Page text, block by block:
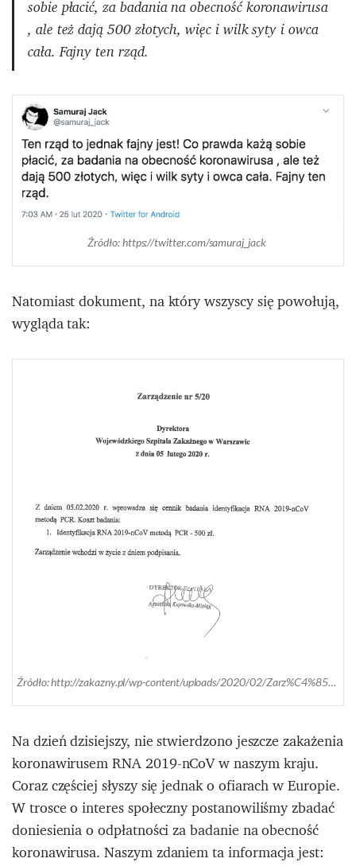
sobie płacić, za badania na obecność koronawirusa
, ale też dają500złotych, więc i wilk syty i owca
cała. Fajny ten rząd.
Źródło: https://twitter.com/samuraj_jack
Natomiast dokument, na który wszyscy się powołują,
wygląda tak:
Źródło: http://zakazny.pl/wp-content/uploads/2020/02/Zarz%C4%85dzenie_5_20.pdf
Na dzień dzisiejszy, nie stwierdzono jeszcze zakażenia
koronawirusem RNA 2019-nCoV w naszym kraju.
Coraz częściej słyszy się jednak o ofiarach w Europie.
W trosce o interes społeczny postanowiliśmy zbadać
doniesienia o odpłatności za badanie na obecność
koronawirusa. Naszym zdaniem ta informacja jest: